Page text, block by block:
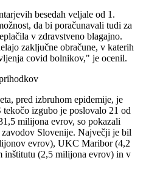
besedah veljale od 1.
da bi poračunavali tudi za
v zdravstveno blagajno.
zaključne obračune, v katerih
covid bolnikov," je ocenil.
pred izbruhom epidemije, je
izgubo je poslovalo 21 od
milijona evrov, so pokazali
Slovenije. Največji je bil
evrov), UKC Maribor (4,2
inštitutu (2,5 milijona evrov) in v